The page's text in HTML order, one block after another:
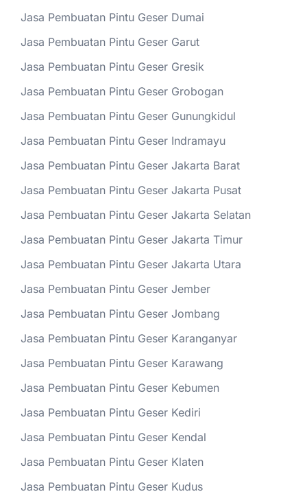
Jasa Pembuatan Pintu Geser Dumai
Jasa Pembuatan Pintu Geser Garut
Jasa Pembuatan Pintu Geser Gresik
Jasa Pembuatan Pintu Geser Grobogan
Jasa Pembuatan Pintu Geser Gunungkidul
Jasa Pembuatan Pintu Geser Indramayu
Jasa Pembuatan Pintu Geser Jakarta Barat
Jasa Pembuatan Pintu Geser Jakarta Pusat
Jasa Pembuatan Pintu Geser Jakarta Selatan
Jasa Pembuatan Pintu Geser Jakarta Timur
Jasa Pembuatan Pintu Geser Jakarta Utara
Jasa Pembuatan Pintu Geser Jember
Jasa Pembuatan Pintu Geser Jombang
Jasa Pembuatan Pintu Geser Karanganyar
Jasa Pembuatan Pintu Geser Karawang
Jasa Pembuatan Pintu Geser Kebumen
Jasa Pembuatan Pintu Geser Kediri
Jasa Pembuatan Pintu Geser Kendal
Jasa Pembuatan Pintu Geser Klaten
Jasa Pembuatan Pintu Geser Kudus